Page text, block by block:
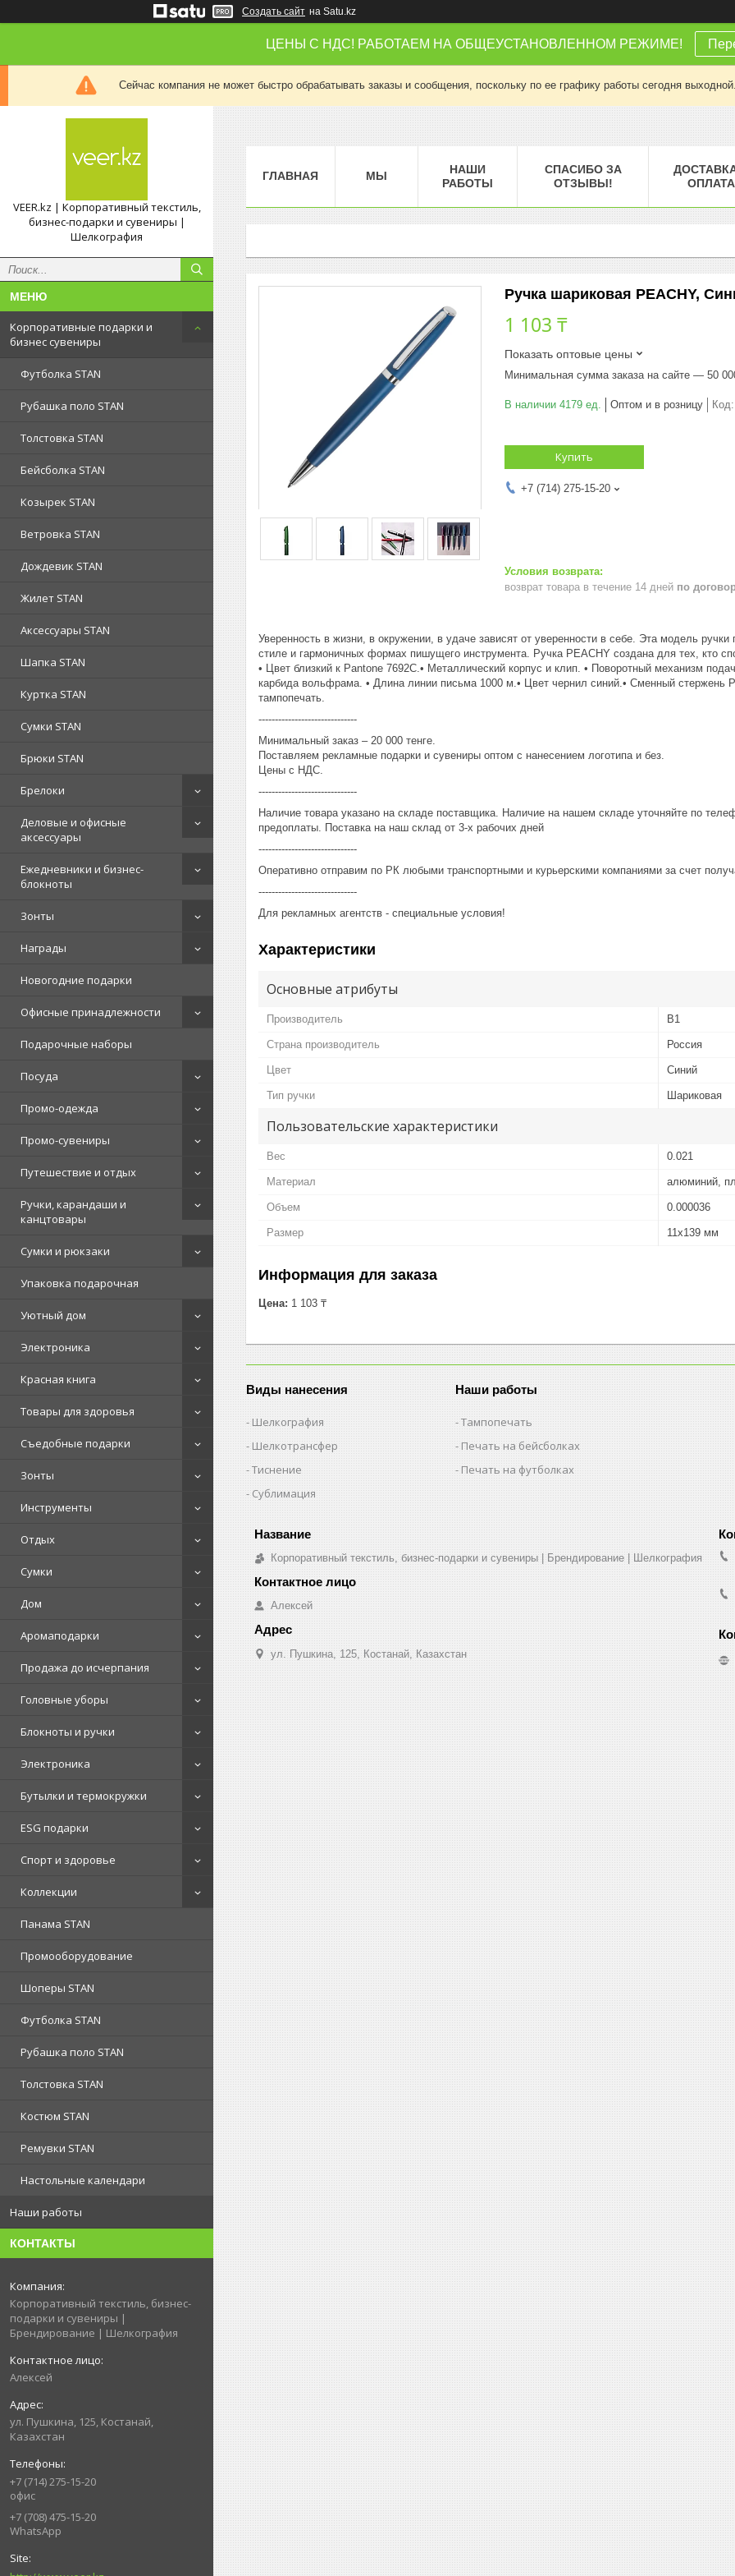
Создать сайт на Satu.kz
ЦЕНЫ С НДС! РАБОТАЕМ НА ОБЩЕУСТАНОВЛЕННОМ РЕЖИМЕ!
Сейчас компания не может быстро обрабатывать заказы и сообщения, поскольку по ее графику работы сегодня
VEER.kz | Корпоративный текстиль,
бизнес-подарки и сувениры |
Шелкография
Корпоративные подарки и
бизнес сувениры
Футболка STAN
Рубашка поло STAN
Толстовка STAN
Бейсболка STAN
Козырек STAN
Ветровка STAN
Дождевик STAN
Жилет STAN
Аксессуары STAN
Шапка STAN
Куртка STAN
Сумки STAN
Брюки STAN
Брелоки
Деловые и офисные
аксессуары
Ежедневники и бизнес-
блокноты
Зонты
Награды
Новогодние подарки
Офисные принадлежности
Подарочные наборы
Посуда
Промо-одежда
Промо-сувениры
Путешествие и отдых
Ручки, карандаши и
канцтовары
Сумки и рюкзаки
Упаковка подарочная
Уютный дом
Электроника
Красная книга
Товары для здоровья
Съедобные подарки
Зонты
Инструменты
Отдых
Сумки
Дом
Аромаподарки
Продажа до исчерпания
Головные уборы
Блокноты и ручки
Электроника
Бутылки и термокружки
ESG подарки
Спорт и здоровье
Коллекции
Панама STAN
Промооборудование
Шоперы STAN
Футболка STAN
Рубашка поло STAN
Толстовка STAN
Костюм STAN
Ремувки STAN
Настольные календари
Наши работы
КОНТАКТЫ
Корпоративный текстиль, бизнес-
подарки и сувениры |
Брендирование | Шелкография
Алексей
ул. Пушкина, 125, Костанай,
Казахстан
+7 (714) 275-15-20
офис
+7 (708) 475-15-20
WhatsApp
ГЛАВНАЯ МЫ
НАШИ
РАБОТЫ
СПАСИБО ЗА
ОТЗЫВЫ!
ОПЛАТА
Ручка шариковая PEACHY,
1 103 ₸
Показать оптовые цены
Минимальная сумма заказа на сайте — 50
В наличии 4179 ед. Оптом и в розницу Код:
Купить
+7 (714) 275-15-20
возврат товара в течение 14 дней по
Уверенность в жизни, в окружении, в удаче зависят от уверенности в себе. Эта модель
стиле и гармоничных формах пишущего инструмента. Ручка PEACHY создана для тех, кто
• Цвет близкий к Pantone 7692C.• Металлический корпус и клип. • Поворотный механизм
карбида вольфрама. • Длина линии письма 1000 м.• Цвет чернил синий.• Сменный стержень
тампопечать.
------------------------------
Минимальный заказ – 20 000 тенге.
Поставляем рекламные подарки и сувениры оптом с нанесением логотипа и без.
Цены с НДС.
------------------------------
Наличие товара указано на складе поставщика. Наличие на нашем складе уточняйте по
предоплаты. Поставка на наш склад от 3-x рабочих дней
------------------------------
Оперативно отправим по РК любыми транспортными и курьерскими компаниями за счет
------------------------------
Для рекламных агентств - специальные условия!
Характеристики
Основные атрибуты
Производитель B1
Страна производитель Россия
Цвет Синий
Тип ручки Шариковая
Пользовательские характеристики
Вес 0.021
Материал алюминий,
Объем 0.000036
Размер 11х139 мм
Информация для заказа
Цена: 1 103 ₸
Виды нанесения
Шелкография
Шелкотрансфер
Тиснение
Сублимация
Наши работы
Тампопечать
Печать на бейсболках
Печать на футболках
Корпоративный текстиль, бизнес-подарки и сувениры | Брендирование | Шелкография
Алексей
ул. Пушкина, 125, Костанай, Казахстан